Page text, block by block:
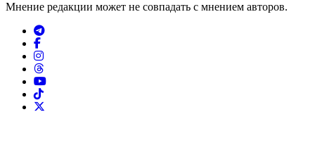
Мнение редакции может не совпадать с мнением авторов.